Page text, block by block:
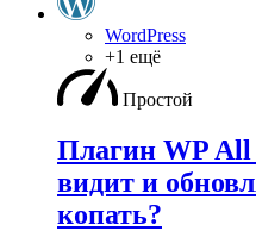
WordPress
+1 ещё
Простой
Плагин WP All
видит и
копать?